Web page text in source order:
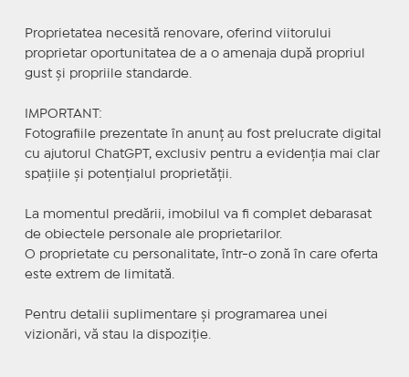
Proprietatea necesită renovare, oferind viitorului
proprietar oportunitatea de a o amenaja după propriul
gust și propriile standarde.
IMPORTANT:
Fotografiile prezentate în anunț au fost prelucrate digital
cu ajutorul ChatGPT, exclusiv pentru a evidenția mai clar
spațiile și potențialul proprietății.
La momentul predării, imobilul va fi complet debarasat
de obiectele personale ale proprietarilor.
O proprietate cu personalitate, într-o zonă în care oferta
este extrem de limitată.
Pentru detalii suplimentare și programarea unei
vizionări, vă stau la dispoziție.